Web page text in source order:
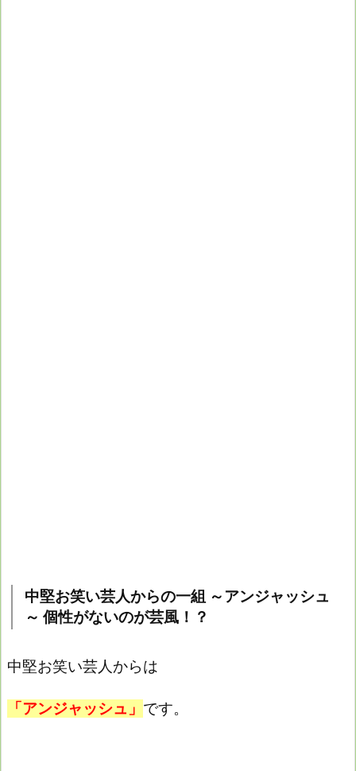
中堅お笑い芸人からの一組 ～アンジャッシュ
～ 個性がないのが芸風！？
中堅お笑い芸人からは
「アンジャッシュ」 です。